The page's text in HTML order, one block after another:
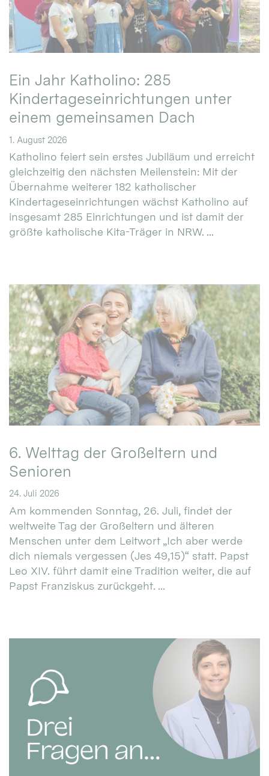
Ein Jahr Katholino: 285
Kindertageseinrichtungen unter
einem gemeinsamen Dach
1. August 2026
Katholino feiert sein erstes Jubiläum und erreicht
gleichzeitig den nächsten Meilenstein: Mit der
Übernahme weiterer 182 katholischer
Kindertageseinrichtungen wächst Katholino auf
insgesamt 285 Einrichtungen und ist damit der
größte katholische Kita-Träger in NRW. ...
6. Welttag der Großeltern und
Senioren
24. Juli 2026
Am kommenden Sonntag, 26. Juli, findet der
weltweite Tag der Großeltern und älteren
Menschen unter dem Leitwort „Ich aber werde
dich niemals vergessen (Jes 49,15)“ statt. Papst
Leo XIV. führt damit eine Tradition weiter, die auf
Papst Franziskus zurückgeht. ...